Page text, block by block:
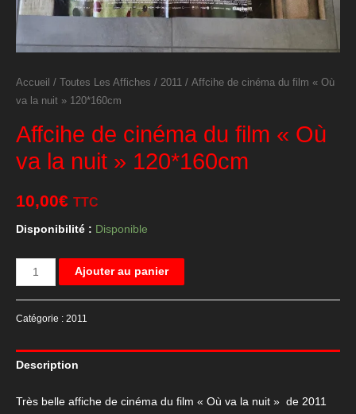
Accueil / Toutes Les Affiches / 2011 / Affcihe de cinéma du film « Où
va la nuit » 120*160cm
Affcihe de cinéma du film « Où
va la nuit » 120*160cm
10,00€ TTC
Disponibilité : Disponible
quantité
de
cinéma
du
"Où
Ajouter au panier
Catégorie : 2011
Description
Très belle affiche de cinéma du film « Où va la nuit » de 2011